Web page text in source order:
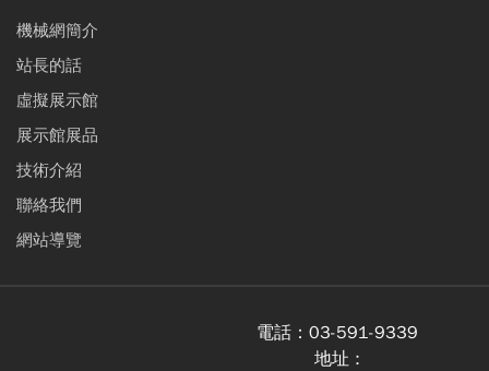
機械網簡介
站長的話
虛擬展示館
展示館展品
技術介紹
聯絡我們
網站導覽
電話： 03-591-9339
地址 :